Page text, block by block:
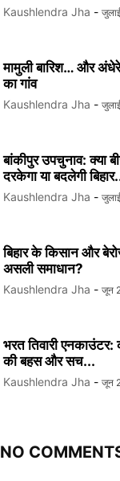
Kaushlendra Jha -
मामुली बारिश… और अंधेरे
का गांव
Kaushlendra Jha -
बांकीपुर उपचुनाव: क्या
दरकेगा या बदलेगी
Kaushlendra Jha -
बिहार के किसान और
असली समाधान?
Kaushlendra Jha - जून
भरत तिवारी
की बहस और सच...
Kaushlendra Jha - जून
NO